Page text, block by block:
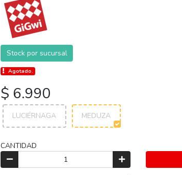
Stock por sucursal
Agotado.
$ 6.990
LUCIÉRNAGA MEDUZA
CANTIDAD